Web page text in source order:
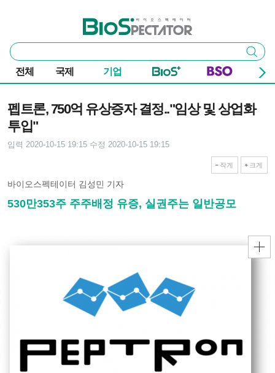
바이오스펙테이터
통
합
검
색
검색
전체 국제 기업
펩트론, 750억 유상증자 결정.."임상 및 상업화
투입"
입력 2020-10-15 19:15 수정 2020-10-15 19:15
작게 크게
바이오스펙테이터 김성민 기자
530만353주 주주배정 유증, 실권주는 일반공모